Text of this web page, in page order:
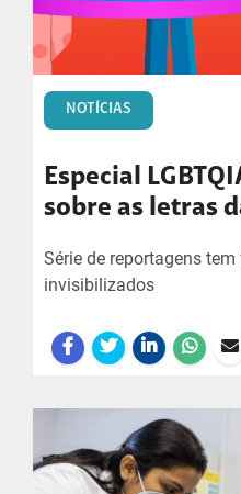
NOTÍCIAS
Especial
sobre as letras
Série de reportagens
invisibilizados